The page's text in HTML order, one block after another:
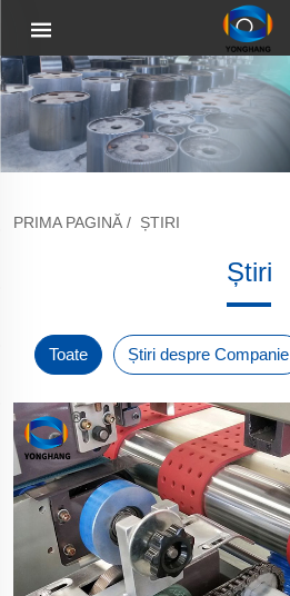
PRIMA PAGINĂ / ȘTIRI
Știri
Toate Știri despre Companie